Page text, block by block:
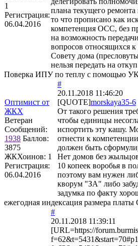
1
Регистрация:
06.04.2016
плана текущего
то что прописано как
компетенция ОСС, без
на возможность
вопросов относящихся
Совету дома
нельзя передать на
Поверка ИПУ по теплу с помощью
Оптимист от
ЖКХ
Ветеран
Сообщений:
1938 Баллов:
3875
ЖКХоинов: 1
Регистрация:
06.04.2016
#
20.11.2018 11:46:20
[QUOTE]morskaya35-6
От такого решения
чтобы единицы
испортить эту кашу.
отнести к
должен быть
Нет домов без
10 копеек воробья в
поэтому вам нужен
кворум "ЗА" либо
задумка по факту
ежегодная индексация размера платы
#
20.11.2018 11:39:11
[URL=https://